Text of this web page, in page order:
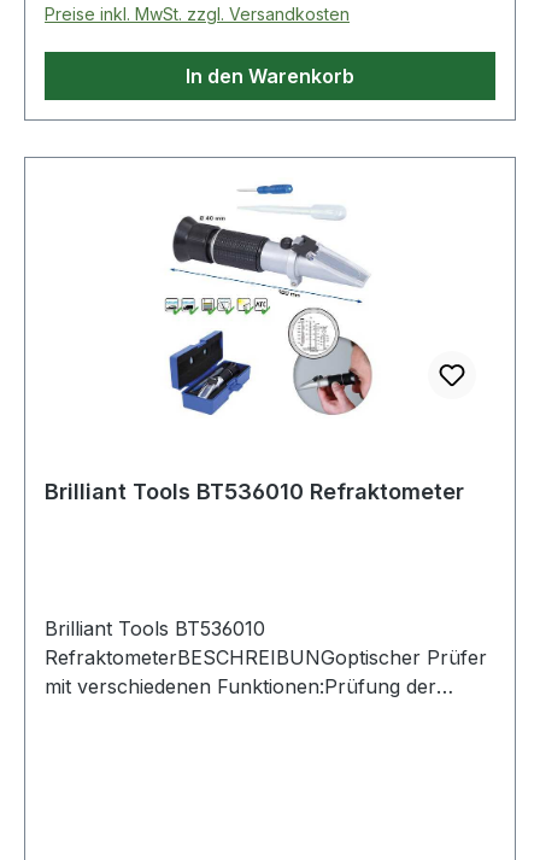
Preise inkl. MwSt. zzgl. Versandkosten
In den Warenkorb
Brilliant Tools BT536010 Refraktometer
Brilliant Tools BT536010
RefraktometerBESCHREIBUNGoptischer Prüfer
mit verschiedenen Funktionen:Prüfung der